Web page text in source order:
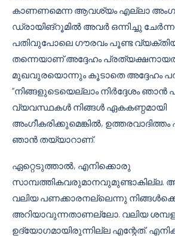
കാണണമെന്ന ആവശ്യം എല്ലാ
ഡ്രായിങ്‌റൂമിൽ അവർ ഒന്നിച്ചു
പതിവുപോലെ ഗൗരവം പൂണ്ട
തന്നെയാണ് അദ്ദേഹം
മുഖവുരയൊന്നും കൂടാതെ അദ്ദേഹം
“നിങ്ങളുടെയെല്ലാം നിർദ്ദേശം ഞാൻ
വ്യവസ്ഥകൾ നിങ്ങൾ ഏകകണ്ഠമായി
അംഗീകരിക്കുമെങ്കിൽ,
ഞാൻ തയ്യാറാണ്.
ഏറ്റെടുത്താൽ, എനിക്കൊരു
വലിയ പണക്കാരനല്ലെന്നു
അറിയാവുന്നതാണല്ലോ. വലിയ ശമ്പളം
ഉദ്യോഗമായിരുന്നില്ല എന്റേത്.